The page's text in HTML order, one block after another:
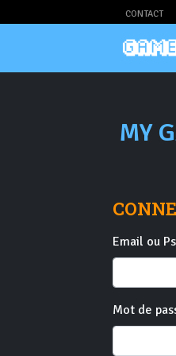
CONTACT
MY
Email ou
Mot de